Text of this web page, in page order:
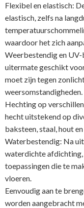
Flexibel en elastisch:
elastisch, zelfs na
waardoor het zich
Weerbestendig en
uitermate geschikt
moet zijn tegen
weersomstandigheden.
Hechting op
hecht uitstekend op
baksteen, staal, hout
Waterbestendig: Na
waterdichte
toepassingen die te
vloeren.
Eenvoudig aan te
worden aangebracht